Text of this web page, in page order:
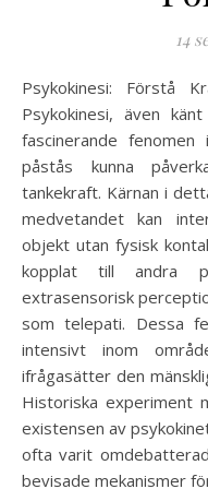
14
Psykokinesi: Förstå Kraften bakom Sinnets Förmågor
Psykokinesi, även
fascinerande
påstås kunna
tankekraft. Kärnan i
medvetandet kan
objekt utan fysisk
kopplat till andra
extrasensorisk
som telepati. Dessa
intensivt inom
ifrågasätter den
Historiska experiment
existensen av
ofta varit
bevisade mekanismer